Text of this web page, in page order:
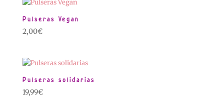
Pulseras Vegan
2,00€
Pulseras solidarias
19,99€